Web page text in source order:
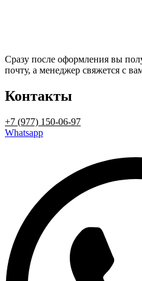
Сразу после оформления вы
почту, а менеджер свяжется с
Контакты
+7 (977) 150-06-97
Whatsapp